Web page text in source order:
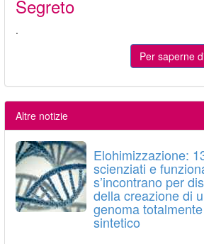
Segreto
.
Per saperne
Altre notizie
Elohimizzazione:
scienziati e
s’incontrano per
della creazione di
genoma totalmente
sintetico